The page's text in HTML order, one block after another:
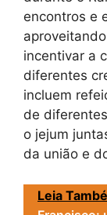
encontros e
incentivar a
diferentes
incluem
de
o jejum
da união e
Leia